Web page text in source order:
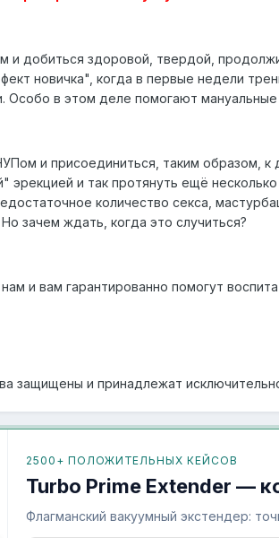
и добиться здоровой, твердой,
новичка", когда в первые недели
Особо в этом деле помогают
и присоединиться, таким
эрекцией и так протянуть ещё
количество секса,
зачем ждать, когда это случиться?
и вам гарантированно помогут
защищены и принадлежат
2500+ ПОЛОЖИТЕЛЬНЫХ КЕЙСОВ
Turbo Prime Extender —
Флагманский вакуумный экстендер: